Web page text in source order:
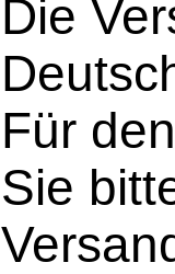
Die
Für
Sie